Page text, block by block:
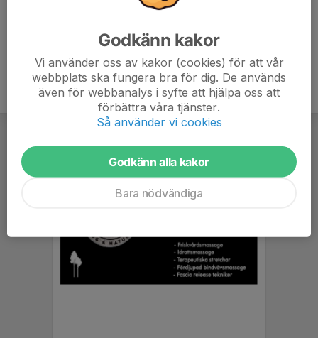
Godkänn kakor
Vi använder oss av kakor (cookies) för att vår
webbplats ska fungera bra för dig. De används
även för webbanalys i syfte att hjälpa oss att
förbättra våra tjänster.
Så använder vi cookies
Godkänn alla kakor
Bara nödvändiga